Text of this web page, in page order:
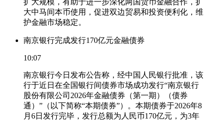
大中马间本币使用，促进双边贸易和投资便利化，维
护金融市场稳定。
南京银行完成发行170亿元金融债券
10:07
南京银行今日发布公告称，经中国人民银行批准，该
行于近日在全国银行间债券市场成功发行“南京银行
股份有限公司2026年金融债券（第一期）（债券
通）”（以下简称“本期债券”）。本期债券于2026年8
月6日发行完毕，发行总额为人民币170亿元，为3年